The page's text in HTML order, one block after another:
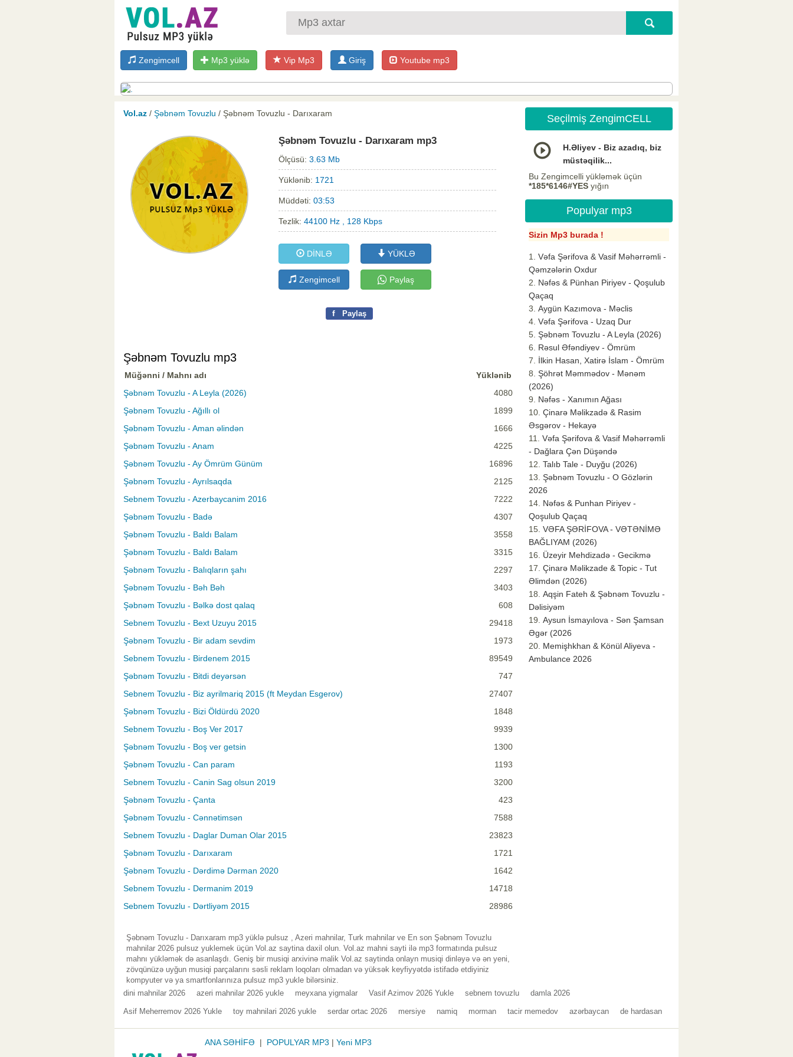
Zengimcell Mp3 yüklə Vip Mp3 Giriş Youtube mp3
Vol.az / Şəbnəm Tovuzlu / Şəbnəm Tovuzlu - Darıxaram
Şəbnəm Tovuzlu - Darıxaram mp3
Ölçüsü: 3.63 Mb
Yüklənib: 1721
Müddəti: 03:53
Tezlik: 44100 Hz , 128 Kbps
DİNLƏ YÜKLƏ
Zengimcell Paylaş
f Paylaş
Şəbnəm Tovuzlu mp3
Müğənni / Mahnı adı
Yüklənib
Şəbnəm Tovuzlu - A Leyla (2026)
4080
Şəbnəm Tovuzlu - Ağıllı ol
1899
Şəbnəm Tovuzlu - Aman əlindən
1666
Şəbnəm Tovuzlu - Anam
4225
Şəbnəm Tovuzlu - Ay Ömrüm Günüm
16896
Şəbnəm Tovuzlu - Ayrılsaqda
2125
Sebnem Tovuzlu - Azerbaycanim 2016
7222
Şəbnəm Tovuzlu - Badə
4307
Şəbnəm Tovuzlu - Baldı Balam
3558
Şəbnəm Tovuzlu - Baldı Balam
3315
Şəbnəm Tovuzlu - Balıqların şahı
2297
Şəbnəm Tovuzlu - Bəh Bəh
3403
Şəbnəm Tovuzlu - Bəlkə dost qalaq
608
Sebnem Tovuzlu - Bext Uzuyu 2015
29418
Şəbnəm Tovuzlu - Bir adam sevdim
1973
Sebnem Tovuzlu - Birdenem 2015
89549
Şəbnəm Tovuzlu - Bitdi deyərsən
747
Sebnem Tovuzlu - Biz ayrilmariq 2015 (ft Meydan Esgerov)
27407
Şəbnəm Tovuzlu - Bizi Öldürdü 2020
1848
Sebnem Tovuzlu - Boş Ver 2017
9939
Şəbnəm Tovuzlu - Boş ver getsin
1300
Şəbnəm Tovuzlu - Can param
1193
Sebnem Tovuzlu - Canin Sag olsun 2019
3200
Şəbnəm Tovuzlu - Çanta
423
Şəbnəm Tovuzlu - Cənnətimsən
7588
Sebnem Tovuzlu - Daglar Duman Olar 2015
23823
Şəbnəm Tovuzlu - Darıxaram
1721
Şəbnəm Tovuzlu - Dərdimə Dərman 2020
1642
Sebnem Tovuzlu - Dermanim 2019
14718
Sebnem Tovuzlu - Dərtliyəm 2015
28986
Şəbnəm Tovuzlu - Darıxaram mp3 yüklə pulsuz , Azeri mahnilar, Turk mahnilar ve En son Şəbnəm Tovuzlu
mahnilar 2026 pulsuz yuklemek üçün Vol.az saytina daxil olun. Vol.az mahni sayti ilə mp3 formatında pulsuz
mahnı yükləmək də asanlaşdı. Geniş bir musiqi arxivinə malik Vol.az saytinda onlayn musiqi dinləyə və ən yeni,
zövqünüzə uyğun musiqi parçalarını səsli reklam loqoları olmadan və yüksək keyfiyyətdə istifadə etdiyiniz
kompyuter və ya smartfonlarınıza pulsuz mp3 yukle bilərsiniz.
Seçilmiş ZengimCELL
H.Əliyev - Biz azadıq, biz
müstəqilik...
Bu Zengimcelli yükləmək üçün
*185*6146#YES yığın
Populyar mp3
Sizin Mp3 burada !
Vəfa Şərifova & Vasif Məhərrəmli -
Qəmzələrin Oxdur
Nəfəs & Pünhan Piriyev - Qoşulub
Qaçaq
Aygün Kazımova - Məclis
Vəfa Şərifova - Uzaq Dur
Şəbnəm Tovuzlu - A Leyla (2026)
Rəsul Əfəndiyev - Ömrüm
İlkin Hasan, Xatirə İslam - Ömrüm
Şöhrət Məmmədov - Mənəm
(2026)
Nəfəs - Xanımın Ağası
Çinarə Məlikzadə & Rasim
Əsgərov - Hekayə
Vəfa Şərifova & Vasif Məhərrəmli
- Dağlara Çən Düşəndə
Talıb Tale - Duyğu (2026)
Şəbnəm Tovuzlu - O Gözlərin
2026
Nəfəs & Punhan Piriyev -
Qoşulub Qaçaq
VƏFA ŞƏRİFOVA - VƏTƏNİMƏ
BAĞLIYAM (2026)
Üzeyir Mehdizadə - Gecikmə
Çinarə Məlikzade & Topic - Tut
Əlimdən (2026)
Aqşin Fateh & Şəbnəm Tovuzlu -
Dəlisiyəm
Aysun İsmayılova - Sən Şamsan
Əgər (2026
Memişhkhan & Könül Aliyeva -
Ambulance 2026
dini mahnilar 2026 azeri mahnilar 2026 yukle meyxana yigmalar Vasif Azimov 2026 Yukle sebnem tovuzlu damla 2026
Asif Meherremov 2026 Yukle toy mahnilari 2026 yukle serdar ortac 2026 mersiye namiq morman tacir memedov azərbaycan de hardasan
ANA SƏHİFƏ | POPULYAR MP3 | Yeni MP3